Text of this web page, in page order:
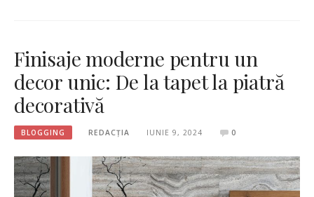
Finisaje moderne pentru un
decor unic: De la tapet la piatră
decorativă
BLOGGING REDACȚIA IUNIE 9, 2024 0